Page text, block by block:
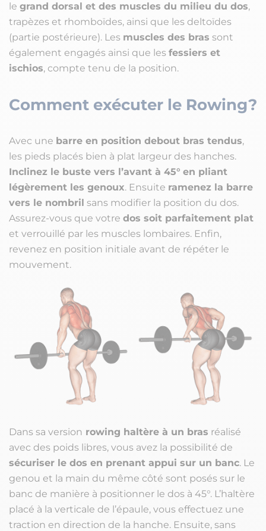
le grand dorsal et des muscles du milieu du dos,
trapèzes et rhomboïdes, ainsi que les deltoïdes
(partie postérieure). Les muscles des bras sont
également engagés ainsi que les fessiers et
ischios, compte tenu de la position.
Comment exécuter le Rowing?
Avec une barre en position debout bras tendus,
les pieds placés bien à plat largeur des hanches.
Inclinez le buste vers l’avant à 45° en pliant
légèrement les genoux. Ensuite ramenez la barre
vers le nombril sans modifier la position du dos.
Assurez-vous que votre dos soit parfaitement plat
et verrouillé par les muscles lombaires. Enfin,
revenez en position initiale avant de répéter le
mouvement.
Dans sa version rowing haltère à un bras réalisé
avec des poids libres, vous avez la possibilité de
sécuriser le dos en prenant appui sur un banc. Le
genou et la main du même côté sont posés sur le
banc de manière à positionner le dos à 45°. L’haltère
placé à la verticale de l’épaule, vous effectuez une
traction en direction de la hanche. Ensuite, sans